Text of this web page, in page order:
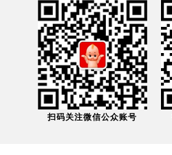
扫码关注微信公众账号